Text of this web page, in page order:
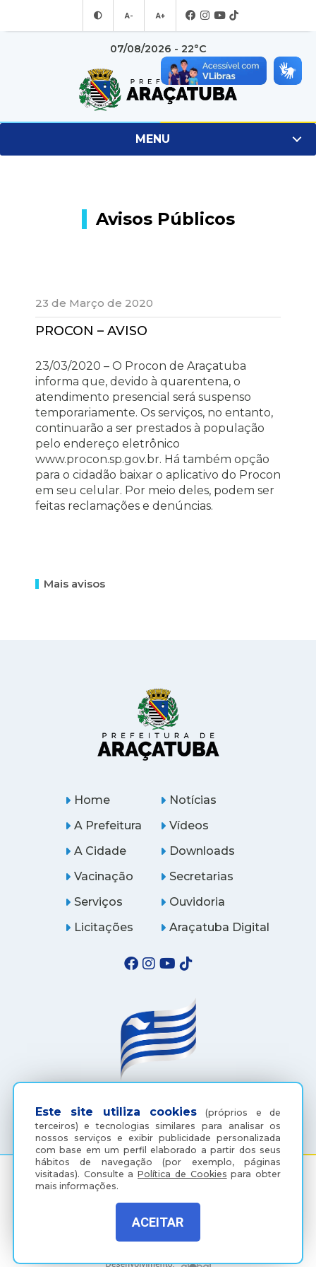
A- A+
07/08/2026 - 22°C
MENU
Avisos Públicos
23 de Março de 2020
PROCON – AVISO
23/03/2020 – O Procon de Araçatuba
informa que, devido à quarentena, o
atendimento presencial será suspenso
temporariamente. Os serviços, no entanto,
continuarão a ser prestados à população
pelo endereço eletrônico
www.procon.sp.gov.br. Há também opção
para o cidadão baixar o aplicativo do Procon
em seu celular. Por meio deles, podem ser
feitas reclamações e denúncias.
Mais avisos
Este site utiliza cookies (próprios e de
terceiros) e tecnologias similares para analisar os
nossos serviços e exibir publicidade personalizada
com base em um perfil elaborado a partir dos seus
hábitos de navegação (por exemplo, páginas
visitadas). Consulte aPolítica de Cookies para obter
mais informações.
ACEITAR
Home
A Prefeitura
A Cidade
Notícias
Vídeos
Downloads
Vacinação
Serviços
Licitações
Secretarias
Ouvidoria
Araçatuba Digital
(18) 3607-6500
Rua Coelho Neto, 73, Vila São Paulo, Araçatuba - SP, CEP:
Política de Privacidade